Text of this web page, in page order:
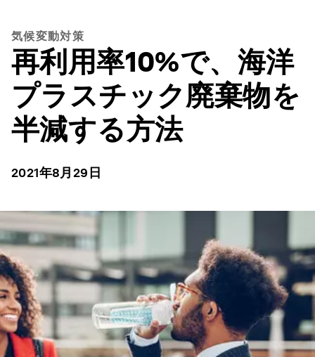
気候変動対策
再利用率10%で、海洋
プラスチック廃棄物を
半減する方法
2021年8月29日